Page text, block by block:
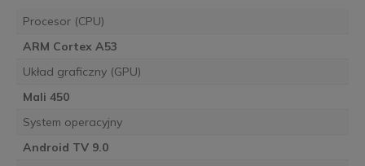
Procesor (CPU)
ARM Cortex A53
Układ graficzny (GPU)
Mali 450
System operacyjny
Android TV 9.0